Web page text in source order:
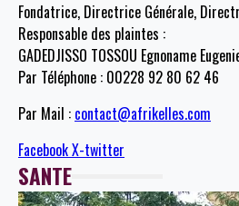
Fondatrice, Directrice Générale,
Responsable des plaintes :
GADEDJISSO TOSSOU Egnoname
Par Téléphone : 00228 92 80 62 46
Par Mail : contact@afrikelles.com
FacebookX-twitter
SANTE